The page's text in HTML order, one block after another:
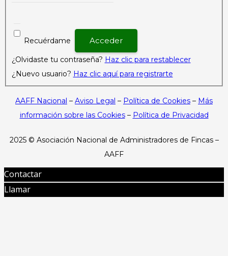
Recuérdame
¿Olvidaste tu contraseña? Haz clic para restablecer
¿Nuevo usuario? Haz clic aquí para registrarte
AAFF Nacional – Aviso Legal – Política de Cookies – Más
información sobre las Cookies– Política de Privacidad
2025 © Asociación Nacional de Administradores de Fincas –
AAFF
Contactar
Llamar